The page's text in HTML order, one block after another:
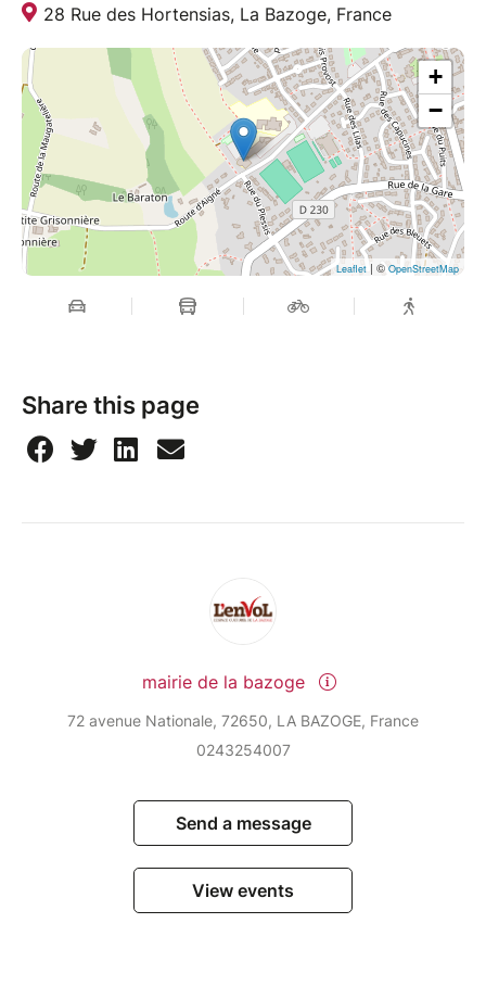
28 Rue des Hortensias, La Bazoge, France
+
−
Leaflet | ©OpenStreetMap
Share this page
mairie de la bazoge
72 avenue Nationale, 72650, LA BAZOGE, France
0243254007
Send a message
View events